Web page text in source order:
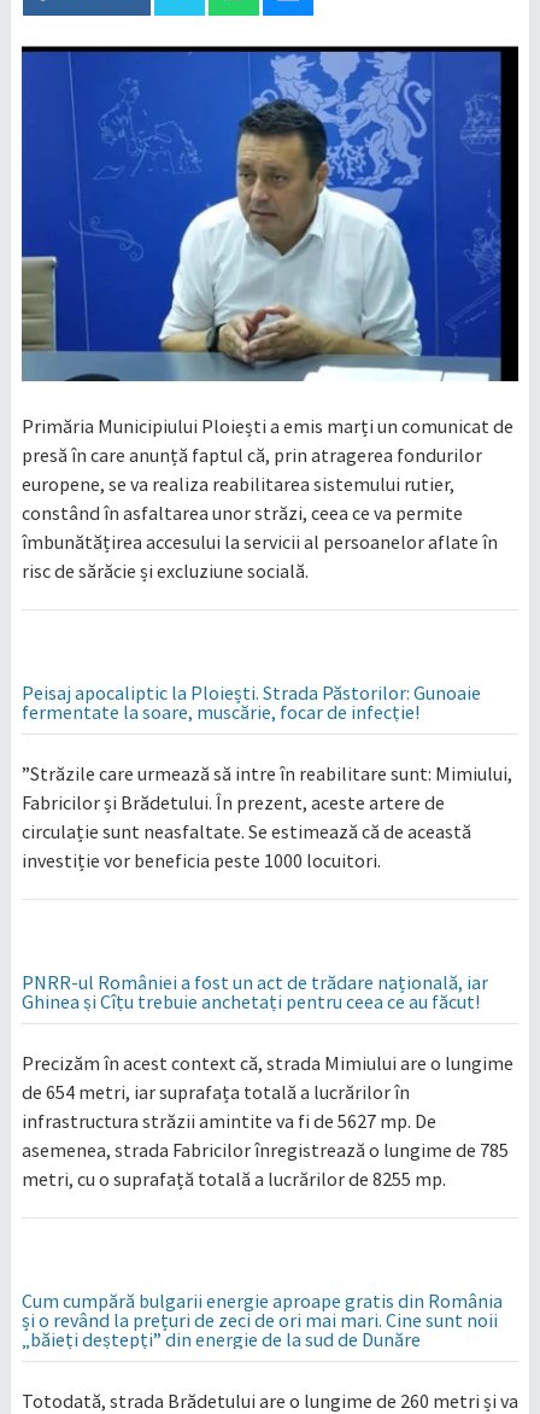
Primăria Municipiului Ploiești a emis marți un comunicat de
presă în care anunță faptul că, prin atragerea fondurilor
europene, se va realiza reabilitarea sistemului rutier,
constând în asfaltarea unor străzi, ceea ce va permite
îmbunătățirea accesului la servicii al persoanelor aflate în
risc de sărăcie și excluziune socială.
Peisaj apocaliptic la Ploiești. Strada Păstorilor: Gunoaie
fermentate la soare, muscărie, focar de infecție!
”Străzile care urmează să intre în reabilitare sunt: Mimiului,
Fabricilor și Brădetului. În prezent, aceste artere de
circulație sunt neasfaltate. Se estimează că de această
investiție vor beneficia peste 1000 locuitori.
PNRR-ul României a fost un act de trădare națională, iar
Ghinea și Cîțu trebuie anchetați pentru ceea ce au făcut!
Precizăm în acest context că, strada Mimiului are o lungime
de 654 metri, iar suprafața totală a lucrărilor în
infrastructura străzii amintite va fi de 5627 mp. De
asemenea, strada Fabricilor înregistrează o lungime de 785
metri, cu o suprafață totală a lucrărilor de 8255 mp.
Cum cumpără bulgarii energie aproape gratis din România
și o revând la prețuri de zeci de ori mai mari. Cine sunt noii
„băieți deștepți” din energie de la sud de Dunăre
Totodată, strada Brădetului are o lungime de 260 metri și va